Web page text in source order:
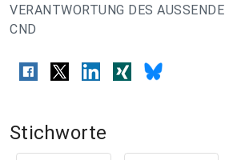
VERANTWORTUNG DES
CND
Stichworte